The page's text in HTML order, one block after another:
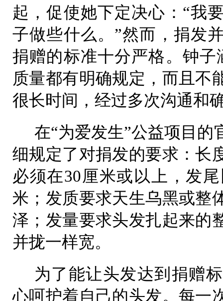
起，促使她下定决心：“我
子做些什么。”然而，捐发
捐赠的标准十分严格。钟
质量都有明确规定，而且不
很长时间，经过多次沟通和
在“为爱发生”公益项目
细规定了对捐发的要求：长
必须在30厘米或以上，发
米；发质要求天生乌黑或整
泽；发量要求头发扎起来的
并拢一样宽。
为了能让头发达到捐赠
心呵护着自己的头发。每一